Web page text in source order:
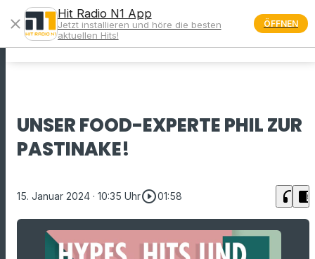
menu
UNSER FOOD-EXPERTE PHIL ZUR
PASTINAKE!
15. Januar 2024 · 10:35 Uhrplay_circle_outline01:58 headphones chrome_reader_mode
close
Hit Radio N1 App
Jetzt installieren und höre die besten
aktuellen Hits!
ÖFFNEN